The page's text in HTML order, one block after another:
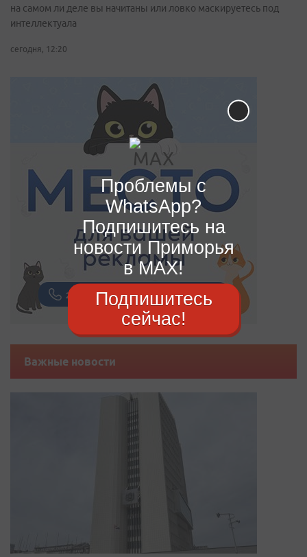
на самом ли деле вы начитаны или ловко маскируетесь под
интеллектуала
сегодня, 12:20
Важные новости
Проблемы с
WhatsApp?
Подпишитесь на
новости Приморья
в MAX!
Подпишитесь
сейчас!